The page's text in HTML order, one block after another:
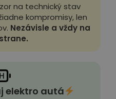
na technický stav
kompromisy, len
Nezávisle a vždy na
elektro autá